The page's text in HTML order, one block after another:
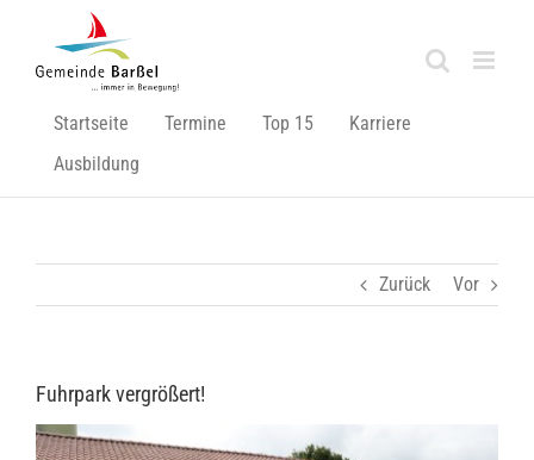
springen
Startseite Termine Top 15
Karriere
Ausbildung
Zurück Vor
Fuhrpark vergrößert!
Zeige